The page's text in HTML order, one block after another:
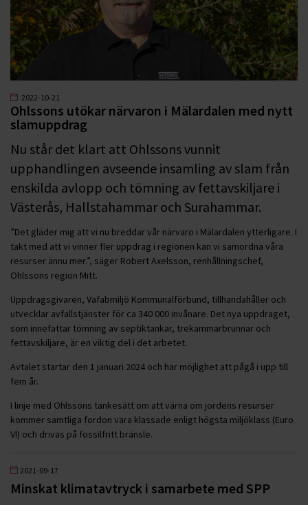
2022-10-21
Ohlssons utökar närvaron i Mälardalen med nytt
slamuppdrag
Nu står det klart att Ohlssons vunnit
upphandlingen avseende insamling av slam från
enskilda avlopp och tömning av fettavskiljare i
Västerås, Hallstahammar och Surahammar.
”Det gläder mig att vi nu breddar vår närvaro i Mälardalen ytterligare. I
takt med att vi vinner fler uppdrag i regionen kan vi samordna våra
resurser ännu mer.”, säger Robert Axelsson, renhållningschef,
Ohlssons region Mitt.
Uppdragsgivaren, Vafabmiljö Kommunalförbund, tillhandahåller och
utvecklar avfallstjänster för ca 340 000 invånare. Det nya uppdraget,
som innefattar tömning av septiktankar, trekammarbrunnar och
fettavskiljare, är en viktig del i det arbetet.
Avtalet startar den 1 januari 2024 och har möjlighet att pågå i upp till
fem år.
I linje med Ohlssons tankesätt om att värna om jordens resurser
kommer samtliga fordon vara klassade enligt högsta miljöklass (Euro
VI) och drivas på fossilfritt bränsle.
2021-09-17
Minskat klimatavtryck i samarbete med SPP